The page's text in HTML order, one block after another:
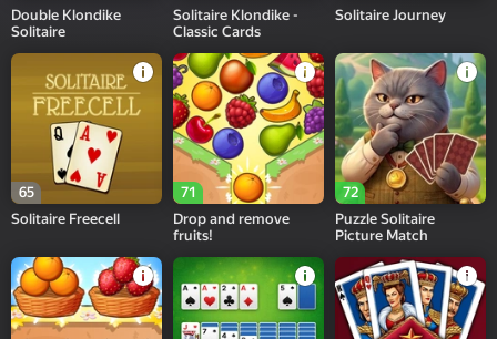
Double Klondike
Solitaire
Solitaire Klondike -
Classic Cards
Solitaire Journey
65
Solitaire Freecell
71
Drop and remove
fruits!
72
Puzzle Solitaire
Picture Match